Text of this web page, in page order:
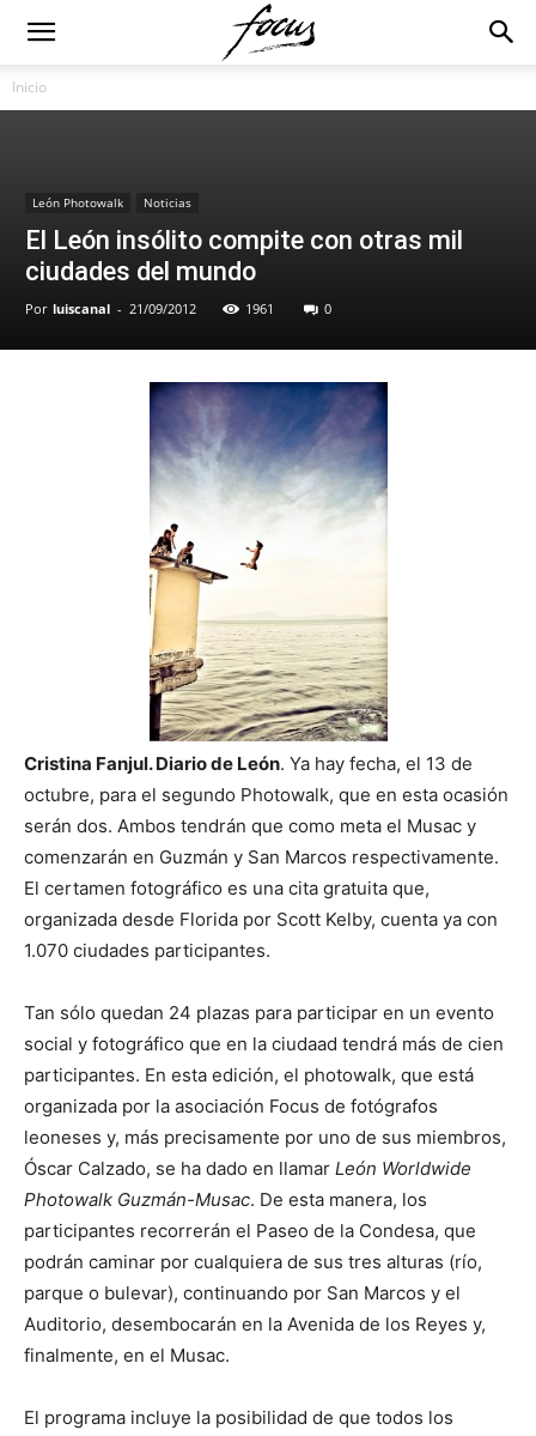
Inicio
León Photowalk Noticias
El León insólito compite con otras mil
ciudades del mundo
Por luiscanal - 21/09/2012 1961 0
Cristina Fanjul. Diario de León. Ya hay fecha, el 13 de
octubre, para el segundo Photowalk, que en esta ocasión
serán dos. Ambos tendrán que como meta el Musac y
comenzarán en Guzmán y San Marcos respectivamente.
El certamen fotográfico es una cita gratuita que,
organizada desde Florida por Scott Kelby, cuenta ya con
1.070 ciudades participantes.
Tan sólo quedan 24 plazas para participar en un evento
social y fotográfico que en la ciudaad tendrá más de cien
participantes. En esta edición, el photowalk, que está
organizada por la asociación Focus de fotógrafos
leoneses y, más precisamente por uno de sus miembros,
Óscar Calzado, se ha dado en llamar León Worldwide
Photowalk Guzmán-Musac. De esta manera, los
participantes recorrerán el Paseo de la Condesa, que
podrán caminar por cualquiera de sus tres alturas (río,
parque o bulevar), continuando por San Marcos y el
Auditorio, desembocarán en la Avenida de los Reyes y,
finalmente, en el Musac.
El programa incluye la posibilidad de que todos los